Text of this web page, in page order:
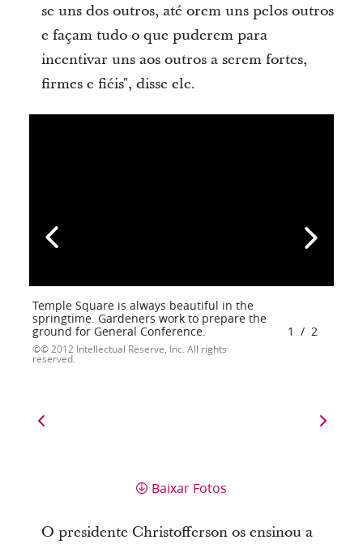
se uns dos outros, até orem uns pelos outros
e façam tudo o que puderem para
incentivar uns aos outros a serem fortes,
firmes e fiéis", disse ele.
Temple Square is always beautiful in the
springtime. Gardeners work to prepare the
ground for General Conference.
© 2012 Intellectual Reserve, Inc. All rights
reserved.
1 / 2
Baixar Fotos
O presidente Christofferson os ensinou a